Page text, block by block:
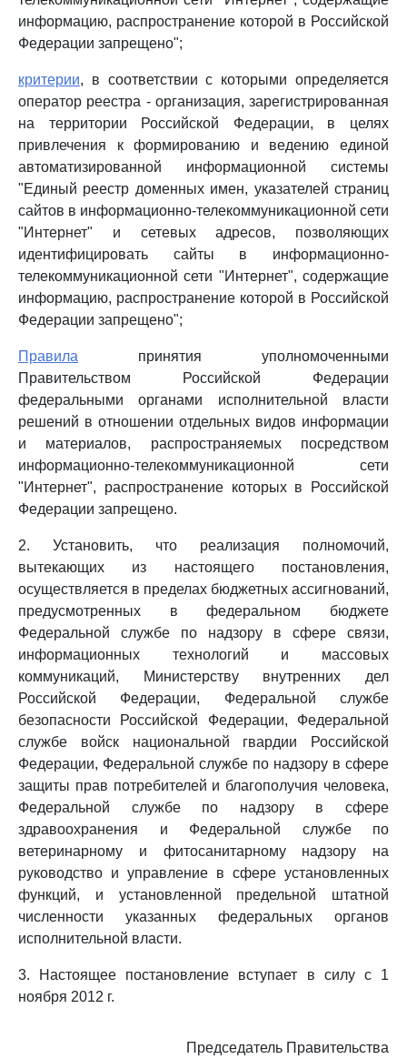
информацию, распространение которой в Российской
Федерации запрещено";
критерии, в соответствии с которыми определяется
оператор реестра - организация, зарегистрированная
на территории Российской Федерации, в целях
привлечения к формированию и ведению единой
автоматизированной информационной системы
"Единый реестр доменных имен, указателей страниц
сайтов в информационно-телекоммуникационной сети
"Интернет" и сетевых адресов, позволяющих
идентифицировать сайты в информационно-
телекоммуникационной сети "Интернет", содержащие
информацию, распространение которой в Российской
Федерации запрещено";
Правила принятия уполномоченными
Правительством Российской Федерации
федеральными органами исполнительной власти
решений в отношении отдельных видов информации
и материалов, распространяемых посредством
информационно-телекоммуникационной сети
"Интернет", распространение которых в Российской
Федерации запрещено.
2. Установить, что реализация полномочий,
вытекающих из настоящего постановления,
осуществляется в пределах бюджетных ассигнований,
предусмотренных в федеральном бюджете
Федеральной службе по надзору в сфере связи,
информационных технологий и массовых
коммуникаций, Министерству внутренних дел
Российской Федерации, Федеральной службе
безопасности Российской Федерации, Федеральной
службе войск национальной гвардии Российской
Федерации, Федеральной службе по надзору в сфере
защиты прав потребителей и благополучия человека,
Федеральной службе по надзору в сфере
здравоохранения и Федеральной службе по
ветеринарному и фитосанитарному надзору на
руководство и управление в сфере установленных
функций, и установленной предельной штатной
численности указанных федеральных органов
исполнительной власти.
3. Настоящее постановление вступает в силу с 1
ноября 2012 г.
Председатель Правительства